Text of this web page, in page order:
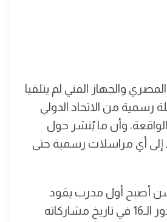
والجهاز الفني لم يتلقيا
رسمية من الاتحاد الدولي
وأن ما يُنشر حول
إلى أي مراسلات رسمية حتى
أصبح أول مدرب يقود
منتخب مصر إلى دور الـ16 في تاريخ مشاركاته